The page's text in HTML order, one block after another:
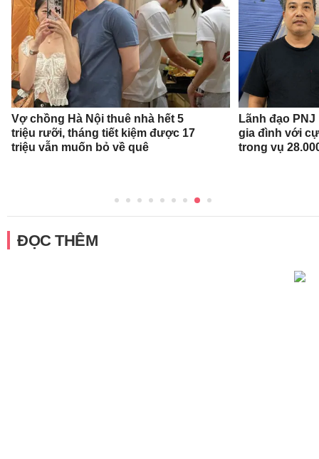
Vợ chồng Hà Nội thuê nhà hết 5
triệu rưỡi, tháng tiết kiệm được 17
triệu vẫn muốn bỏ về quê
Lãnh đạo
gia đình với
trong vụ
ĐỌC THÊM